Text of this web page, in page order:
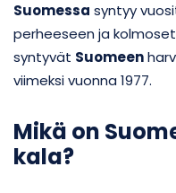
Suomessa syntyy
perheeseen ja
syntyvät Suomeen
viimeksi vuonna 1977.
Mikä on
kala?